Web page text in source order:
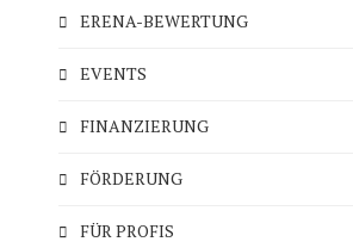
ERENA-BEWERTUNG
EVENTS
FINANZIERUNG
FÖRDERUNG
FÜR PROFIS